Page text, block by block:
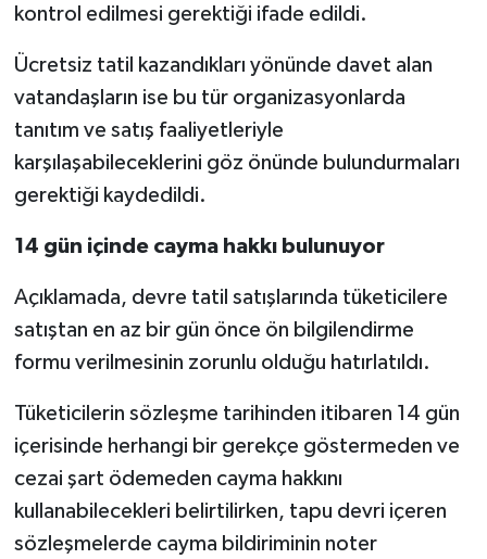
kontrol edilmesi gerektiği ifade edildi.
Ücretsiz tatil kazandıkları yönünde davet alan
vatandaşların ise bu tür organizasyonlarda
tanıtım ve satış faaliyetleriyle
karşılaşabileceklerini göz önünde bulundurmaları
gerektiği kaydedildi.
14 gün içinde cayma hakkı bulunuyor
Açıklamada, devre tatil satışlarında tüketicilere
satıştan en az bir gün önce ön bilgilendirme
formu verilmesinin zorunlu olduğu hatırlatıldı.
Tüketicilerin sözleşme tarihinden itibaren 14 gün
içerisinde herhangi bir gerekçe göstermeden ve
cezai şart ödemeden cayma hakkını
kullanabilecekleri belirtilirken, tapu devri içeren
sözleşmelerde cayma bildiriminin noter